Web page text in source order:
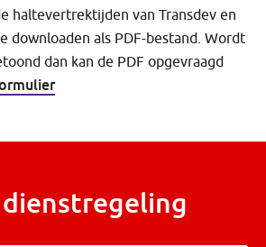
haltevertrektijden van Transdev en
downloaden als PDF-bestand. Wordt
dan kan de PDF opgevraagd